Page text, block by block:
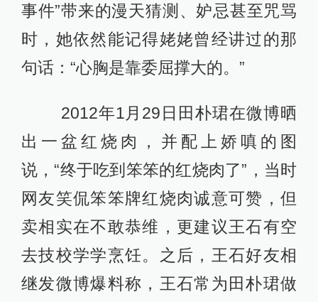
事件”带来的漫天猜测、妒忌甚至咒骂
时，她依然能记得姥姥曾经讲过的那
句话：“心胸是靠委屈撑大的。”
2012年1月29日田朴珺在微博晒
出一盆红烧肉，并配上娇嗔的图
说，“终于吃到笨笨的红烧肉了”，当时
网友笑侃笨笨牌红烧肉诚意可赞，但
卖相实在不敢恭维，更建议王石有空
去技校学学烹饪。之后，王石好友相
继发微博爆料称，王石常为田朴珺做